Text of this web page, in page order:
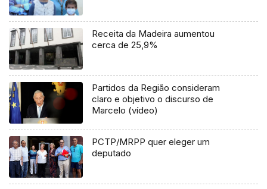
Receita da Madeira aumentou
cerca de 25,9%
Partidos da Região consideram
claro e objetivo o discurso de
Marcelo (vídeo)
PCTP/MRPP quer eleger um
deputado